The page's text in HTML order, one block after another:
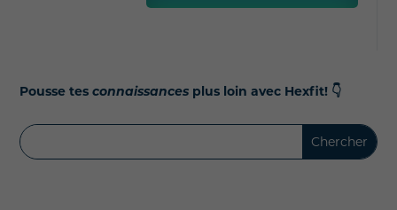
Pousse tesconnaissances plus loin avec Hexfit! 👇